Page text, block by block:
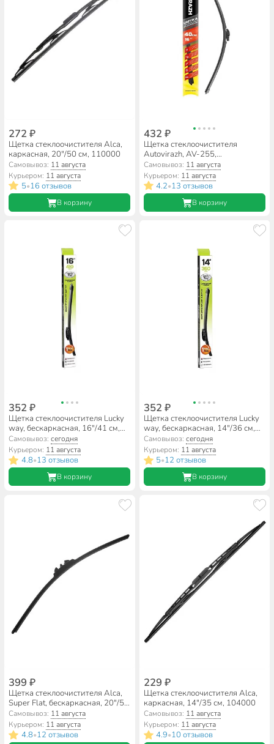
272 ₽
Щетка стеклоочистителя Alca,
каркасная, 20"/50 см, 110000
Самовывоз: 11 августа
Курьером: 11 августа
5•16 отзывов
В корзину
432 ₽
Щетка стеклоочистителя
Autovirazh, AV-255,
бескаркасная, мультиадаптер,
16"/40 см, AV-001617
Самовывоз: 11 августа
Курьером: 11 августа
4.2•13 отзывов
В корзину
352 ₽
Щетка стеклоочистителя Lucky
way, бескаркасная, 16"/41 см,
SCHET155
Самовывоз:сегодня
Курьером: 11 августа
4.8•13 отзывов
В корзину
352 ₽
Щетка стеклоочистителя Lucky
way, бескаркасная, 14"/36 см,
SCHET154
Самовывоз: сегодня
Курьером: 11 августа
5•12 отзывов
В корзину
399 ₽
Щетка стеклоочистителя Alca,
Super Flat, бескаркасная, 20"/50
см, 050000
Самовывоз: 11 августа
Курьером: 11 августа
4.8•12 отзывов
229 ₽
Щетка стеклоочистителя Alca,
каркасная, 14"/35 см, 104000
Самовывоз: 11 августа
Курьером: 11 августа
4.9•10 отзывов